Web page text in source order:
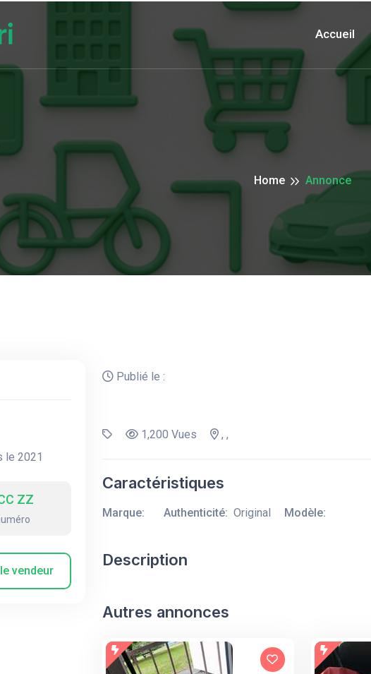
Accueil
Home Annonce
le 2021
ZZ
vendeur
Publié le :
1,200 Vues , ,
Caractéristiques
Marque: Authenticité: Original Modèle:
Description
Autres annonces